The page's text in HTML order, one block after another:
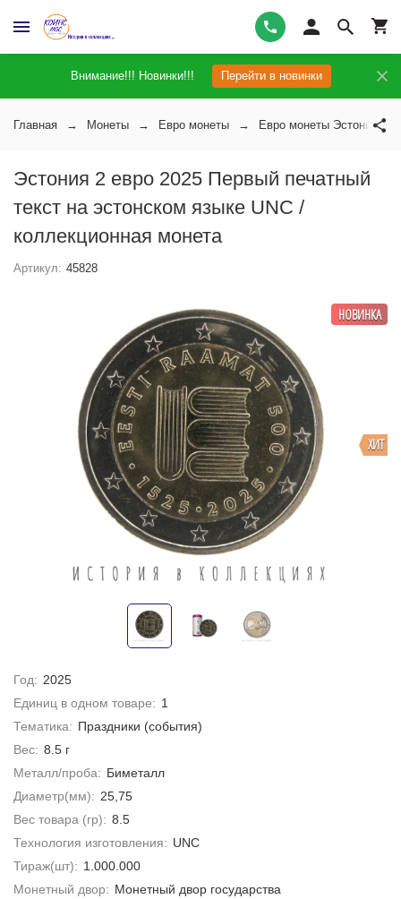
Внимание!!! Новинки!!! Перейти в новинки
Главная Монеты Евро монеты Евро монеты Эстонии
Эстония 2 евро 2025 Первый печатный
текст на эстонском языке UNC /
коллекционная монета
Артикул: 45828
ХИТ
НОВИНКА
Год: 2025
Единиц в одном товаре: 1
Тематика: Праздники (события)
Вес: 8.5 г
Металл/проба: Биметалл
Диаметр(мм): 25,75
Вес товара (гр): 8.5
Технология изготовления: UNC
Тираж(шт): 1.000.000
Монетный двор: Монетный двор государства